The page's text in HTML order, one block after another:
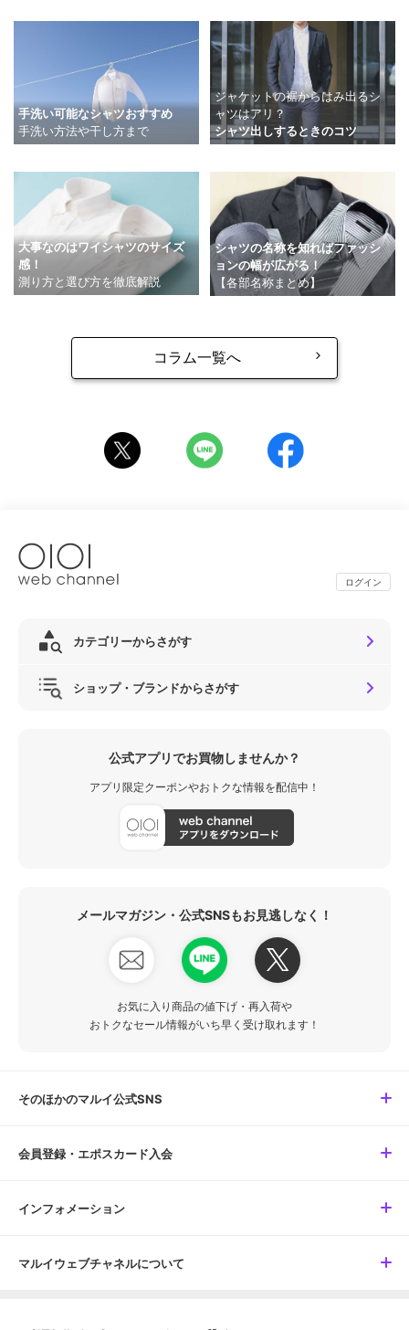
手洗い可能なシャツおすすめ
手洗い方法や干し方まで
ジャケットの裾からはみ出るシ
ャツはアリ？
シャツ出しするときのコツ
大事なのはワイシャツのサイズ
感！
測り方と選び方を徹底解説
シャツの名称を知ればファッシ
ョンの幅が広がる！
【各部名称まとめ】
コラム一覧へ
ログイン
カテゴリーからさがす
ショップ・ブランドからさがす
公式アプリでお買物しませんか？
アプリ限定クーポンやおトクな情報を配信中！
メールマガジン・公式SNSもお見逃しなく！
お気に入り商品の値下げ・再入荷や
おトクなセール情報がいち早く受け取れます！
そのほかのマルイ公式SNS
会員登録・エポスカード入会
インフォメーション
マルイウェブチャネルについて